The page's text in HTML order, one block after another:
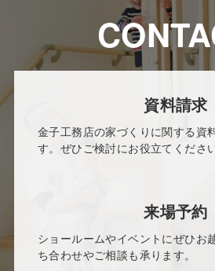
資料請求
金子工務店の家づくりに関する資
す。ぜひご検討にお役立てください
来場予約
ショールームやイベントにぜひお
ち合わせやご相談も承ります。